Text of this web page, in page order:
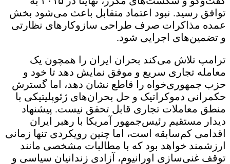
توافق رسید. نبود اعتماد متقابل باعث می‌شود بخش
عمده مذاکرات صرف طراحی سازوکارهای نظارتی
و تضمین‌های اجرایی شود.
ترامپ تلاش می‌کند بحران ایران را همچون یک
معامله تجاری سریع و موفق نمایش دهد تا خود و
حزب جمهوری‌خواه را قاطع نشان دهد، اما گسترش
حکمرانی دموکراتیک و حل بحران‌های ژئوپلیتیکی با
منطق معاملات تجاری قابل تحقق نیست. پیشنهاد
دیدار مستقیم رئیس‌جمهور آمریکا با رهبر ایران
اقدامی کم‌سابقه است، اما چنین رویکردی تنها زمانی
ارزشمند خواهد بود که با مطالبات مشخصی مانند
توقف غنی‌سازی اورانیوم، آزادی زندانیان سیاسی و